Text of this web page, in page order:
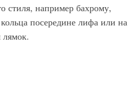
стиля, например бахрому,
посередине лифа или на
лямок.